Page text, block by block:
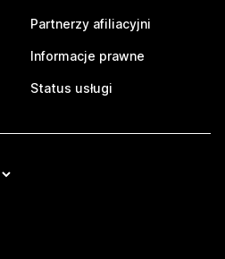
Partnerzy afiliacyjni
Informacje prawne
Status usługi